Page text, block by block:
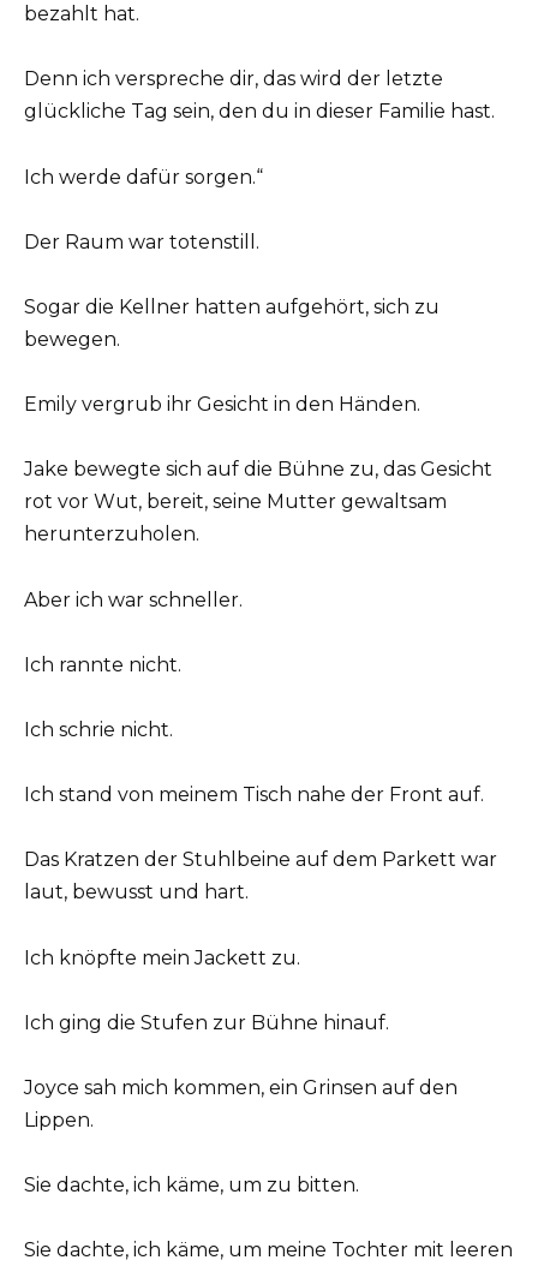
bezahlt hat.
Denn ich verspreche dir, das wird der letzte
glückliche Tag sein, den du in dieser Familie hast.
Ich werde dafür sorgen.“
Der Raum war totenstill.
Sogar die Kellner hatten aufgehört, sich zu
bewegen.
Emily vergrub ihr Gesicht in den Händen.
Jake bewegte sich auf die Bühne zu, das Gesicht
rot vor Wut, bereit, seine Mutter gewaltsam
herunterzuholen.
Aber ich war schneller.
Ich rannte nicht.
Ich schrie nicht.
Ich stand von meinem Tisch nahe der Front auf.
Das Kratzen der Stuhlbeine auf dem Parkett war
laut, bewusst und hart.
Ich knöpfte mein Jackett zu.
Ich ging die Stufen zur Bühne hinauf.
Joyce sah mich kommen, ein Grinsen auf den
Lippen.
Sie dachte, ich käme, um zu bitten.
Sie dachte, ich käme, um meine Tochter mit leeren